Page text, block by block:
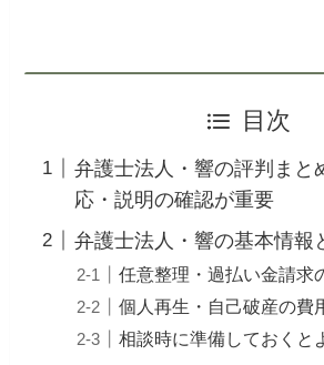
目次
弁護士法人・響の評判まと
応・説明の確認が重要
弁護士法人・響の基本情報
任意整理・過払い金請求
個人再生・自己破産の費
相談時に準備しておくと